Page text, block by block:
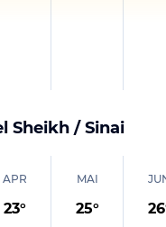
Sheikh / Sinai
APR
23°
MAI
25° 26